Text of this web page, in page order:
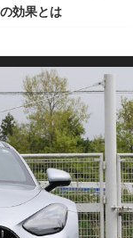
効果とは